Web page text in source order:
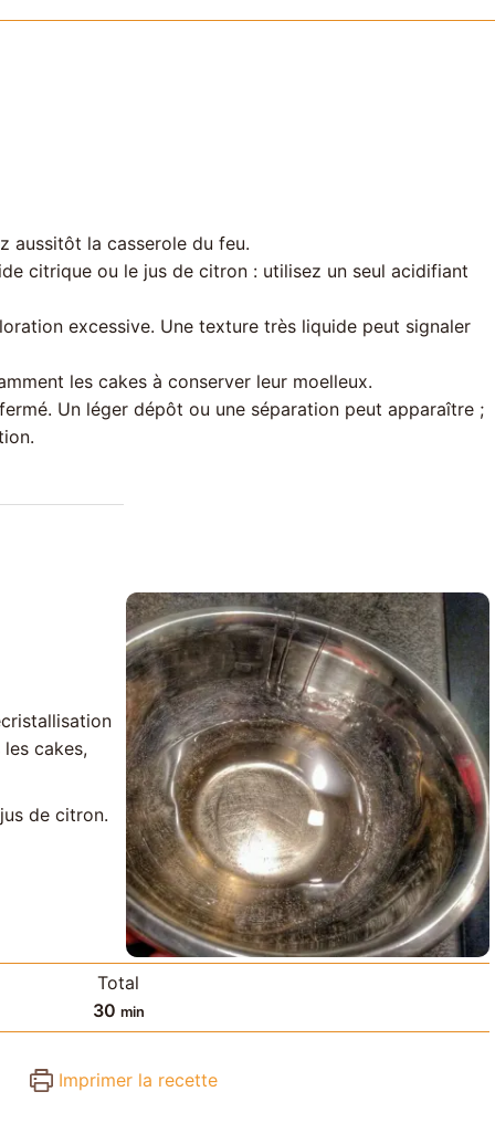
aussitôt la casserole du feu.
citrique ou le jus de citron : utilisez un seul acidifiant
excessive. Une texture très liquide peut signaler
les cakes à conserver leur moelleux.
Un léger dépôt ou une séparation peut apparaître ;
cakes,
de citron.
Total
30minutes
min
Imprimer la recette